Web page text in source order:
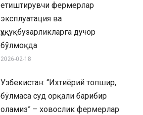
етиштирувчи фермерлар
эксплуатация ва
ҳуқуқбузарликларга дучор
бўлмоқда
2026-02-18
Узбекистан: “Ихтиёрий топшир,
бўлмаса суд орқали барибир
оламиз” – ховослик фермерлар